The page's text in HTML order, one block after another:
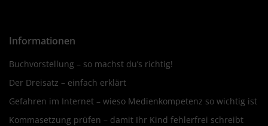
Informationen
Buchvorstellung – so machst du’s richtig!
Der Dreisatz – einfach erklärt
Gefahren im Internet – wieso Medienkompetenz so wichtig ist
Kommasetzung prüfen – damit Ihr Kind fehlerfrei schreibt